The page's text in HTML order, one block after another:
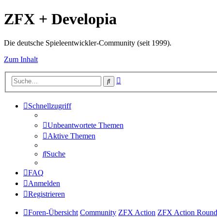
ZFX + Developia
Die deutsche Spieleentwickler-Community (seit 1999).
Zum Inhalt
Suche
Schnellzugriff
Unbeantwortete Themen
Aktive Themen
Suche
FAQ
Anmelden
Registrieren
Foren-Übersicht Community ZFX Action ZFX Action